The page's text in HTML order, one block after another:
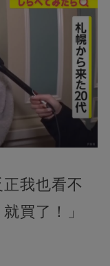
正我也看不
買了！」